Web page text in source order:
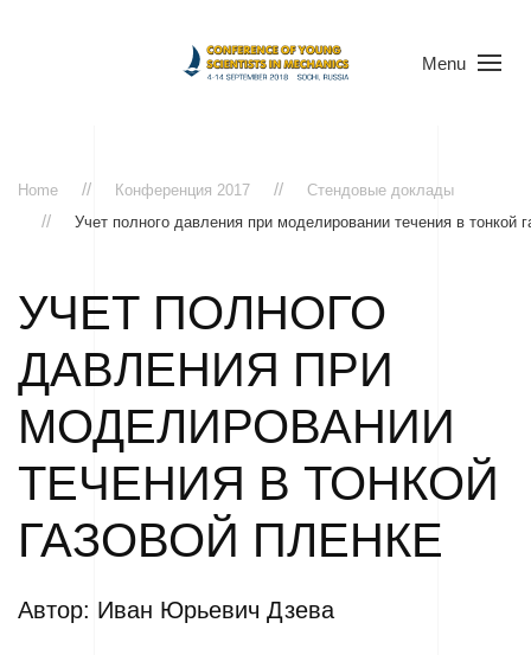
Menu
Home Конференция 2017
Стендовые доклады
Учет полного давления при моделировании течения в тонкой
УЧЕТ ПОЛНОГО
ДАВЛЕНИЯ ПРИ
МОДЕЛИРОВАНИИ
ТЕЧЕНИЯ В ТОНКОЙ
ГАЗОВОЙ ПЛЕНКЕ
Автор: Иван Юрьевич Дзева